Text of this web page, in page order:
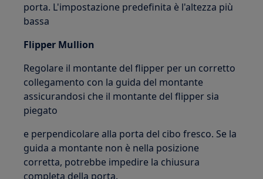
porta. L'impostazione predefinita è l'altezza più
bassa
Flipper Mullion
Regolare il montante del flipper per un corretto
collegamento con la guida del montante
assicurandosi che il montante del flipper sia
piegato
e perpendicolare alla porta del cibo fresco. Se la
guida a montante non è nella posizione
corretta, potrebbe impedire la chiusura
completa della porta.